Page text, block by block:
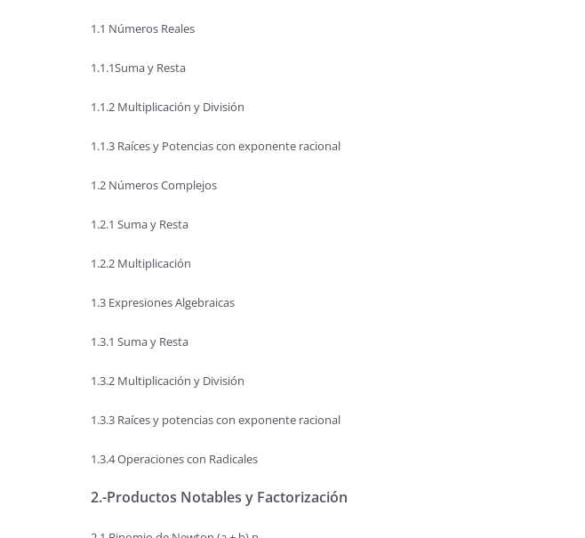
1.1 Números Reales
1.1.1Suma y Resta
1.1.2 Multiplicación y División
1.1.3 Raíces y Potencias con exponente racional
1.2 Números Complejos
1.2.1 Suma y Resta
1.2.2 Multiplicación
1.3 Expresiones Algebraicas
1.3.1 Suma y Resta
1.3.2 Multiplicación y División
1.3.3 Raíces y potencias con exponente racional
1.3.4 Operaciones con Radicales
2.-Productos Notables y Factorización